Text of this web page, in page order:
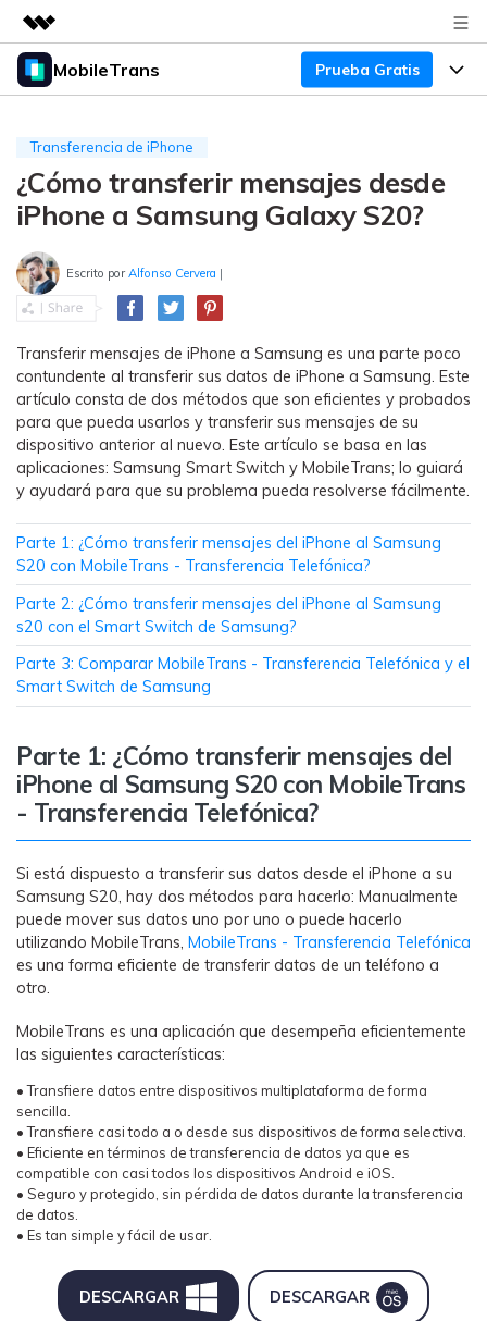
Productos destacados
Utilidades
Resumen
Soluciones
Quiénes somos
Tienda
Soporte
MobileTrans Prueba Gratis
Para Escritorio
Transferencia de WhatsApp
Pasa datos de WhatsApp de
Android a iPhone o viceversa. Hace
y restaura copias de seguridad de
Respaldo y Restauración
Realiza y restaura copias de
seguridad de más de 18 tipos de
datos, incluyendo los datos de
WhatsApp.
Transferencia de Datos de un
Celular a Otro
Transfiere contactos, fotos, música,
videos, SMS y otros tipos de
archivos de un teléfono a otro y a la
PC.
Apps
Mutsapper (Alias: Wutsapper)
Transfiere datos de WhatsApp y
WhatsApp Business sin restablecer los
valores de fábrica.
MobileTrans App
WhatsApp y archivos entre dispositivos
iOS y Android.
WeLastseen te tiene al tanto de todo en
WhatsApp.
Precios
Precios para Windows
Precios para Mac
Precios para Empresas
Descuentos Educativos
Guía de Usuario
Preguntas Frecuentes
Más Soporte
Sobre Nosotros
Blog
Tendencias
Concursos y eventos
ENCUENTRA MÁS SOLUCIONES
Buscar
Descargar
Transferencia de iPhone
¿Cómo transferir mensajes desde
iPhone a Samsung Galaxy S20?
Escrito porAlfonso Cervera |
Transferir mensajes de iPhone a Samsung es una parte poco
contundente al transferir sus datos de iPhone a Samsung. Este
artículo consta de dos métodos que son eficientes y probados
para que pueda usarlos y transferir sus mensajes de su
dispositivo anterior al nuevo. Este artículo se basa en las
aplicaciones: Samsung Smart Switch y MobileTrans; lo guiará
y ayudará para que su problema pueda resolverse fácilmente.
Parte 1: ¿Cómo transferir mensajes del iPhone al Samsung
S20 con MobileTrans - Transferencia Telefónica?
Parte 2: ¿Cómo transferir mensajes del iPhone al Samsung
s20 con el Smart Switch de Samsung?
Parte 3: Comparar MobileTrans - Transferencia Telefónica y el
Smart Switch de Samsung
Parte 1: ¿Cómo transferir mensajes del
iPhone al Samsung S20 con MobileTrans
- Transferencia Telefónica?
Si está dispuesto a transferir sus datos desde el iPhone a su
Samsung S20, hay dos métodos para hacerlo: Manualmente
puede mover sus datos uno por uno o puede hacerlo
utilizando MobileTrans, MobileTrans - Transferencia Telefónica
es una forma eficiente de transferir datos de un teléfono a
otro.
MobileTrans es una aplicación que desempeña eficientemente
las siguientes características:
• Transfiere datos entre dispositivos multiplataforma de forma
sencilla.
• Transfiere casi todo a o desde sus dispositivos de forma selectiva.
• Eficiente en términos de transferencia de datos ya que es
compatible con casi todos los dispositivos Android e iOS.
• Seguro y protegido, sin pérdida de datos durante la transferencia
de datos.
• Es tan simple y fácil de usar.
DESCARGAR DESCARGAR